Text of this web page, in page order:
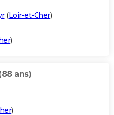
(Loir-et-Cher)
)
(88 ans)
)